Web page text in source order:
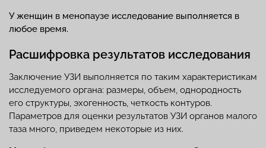
У женщин в менопаузе исследование выполняется в
любое время.
Расшифровка результатов исследования
Заключение УЗИ выполняется по таким характеристикам
исследуемого органа: размеры, объем, однородность
его структуры, эхогенность, четкость контуров.
Параметров для оценки результатов УЗИ органов малого
таза много, приведем некоторые из них.